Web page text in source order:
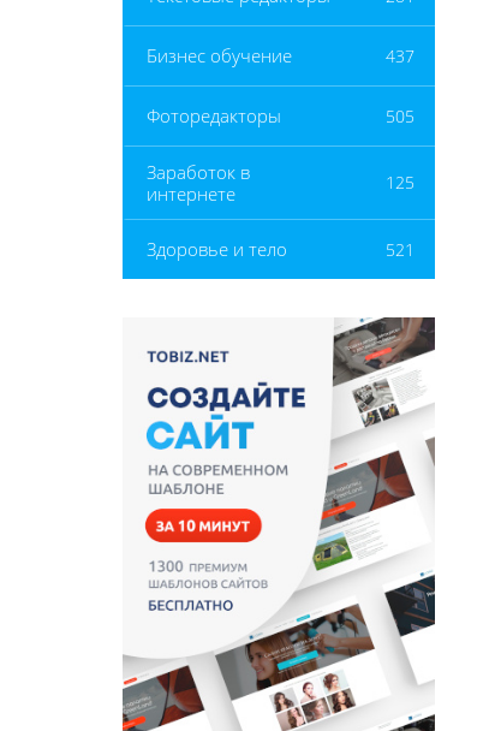
Бизнес обучение 437
Фоторедакторы 505
Заработок в
интернете
125
Здоровье и тело 521